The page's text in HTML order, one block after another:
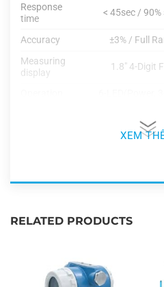
Response
time
< 45sec / 90%
Accuracy
±3% / Full
Measuring
display
1.8″ 4-Digit
Audible :
signal : 3mA DC
: 0mA DC Digital
Modbus
XEM
RELATED PRODUCTS